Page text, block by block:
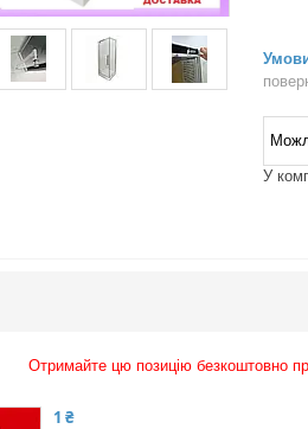
У
Отримайте цю позицію безкоштовно
1 ₴